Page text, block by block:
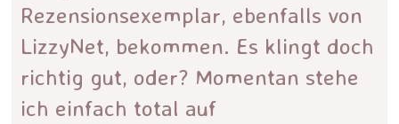
Rezensionsexemplar, ebenfalls von
LizzyNet, bekommen. Es klingt doch
richtig gut, oder? Momentan stehe
ich einfach total auf